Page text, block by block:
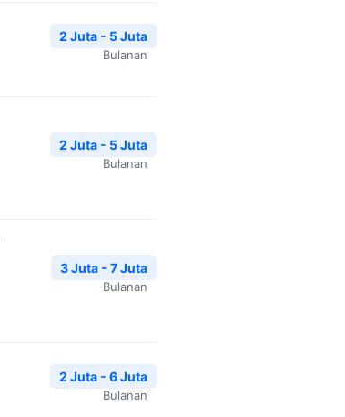
2 Juta - 5 Juta
Bulanan
2 Juta - 5 Juta
Bulanan
3 Juta - 7 Juta
Bulanan
2 Juta - 6 Juta
Bulanan